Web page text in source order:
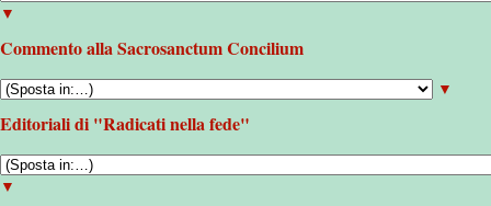
▼
Commento alla Sacrosanctum Concilium
▼
Editoriali di "Radicati nella fede"
▼